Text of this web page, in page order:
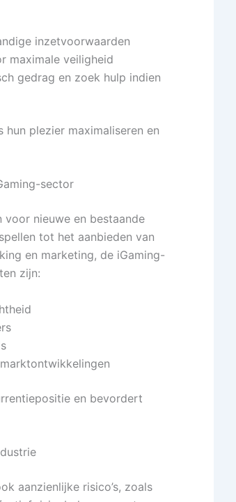
inzetvoorwaarden
maximale veiligheid
gedrag en zoek hulp indien
plezier maximaliseren en
sector
nieuwe en bestaande
tot het aanbieden van
en marketing, de iGaming-
zijn:
en bevordert
aanzienlijke risico’s, zoals